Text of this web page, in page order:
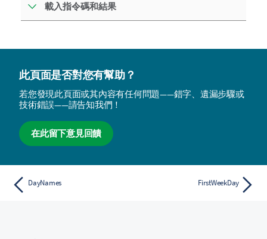
載入指令碼和結果
此頁面是否對您有幫助？
若您發現此頁面或其內容有任何問題——錯字、遺漏步驟或
技術錯誤——請告知我們！
在此留下意見回饋
DayNames FirstWeekDay